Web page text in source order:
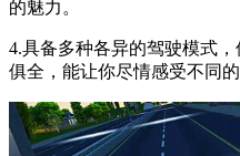
的魅力。
4.具备多种各异的驾驶模式
俱全，能让你尽情感受不同的